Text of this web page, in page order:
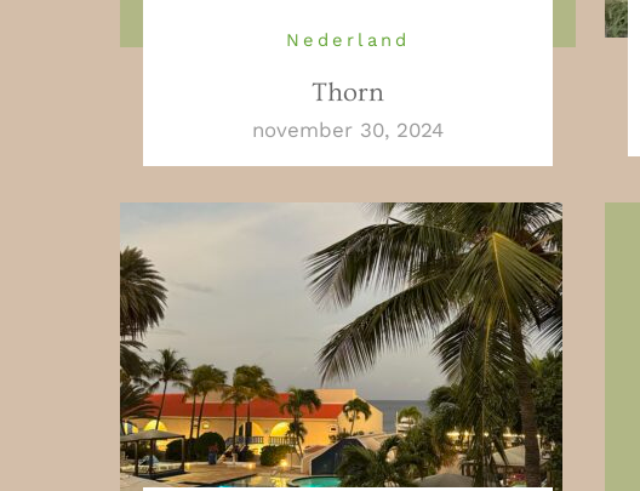
Nederland
Thorn
november 30, 2024